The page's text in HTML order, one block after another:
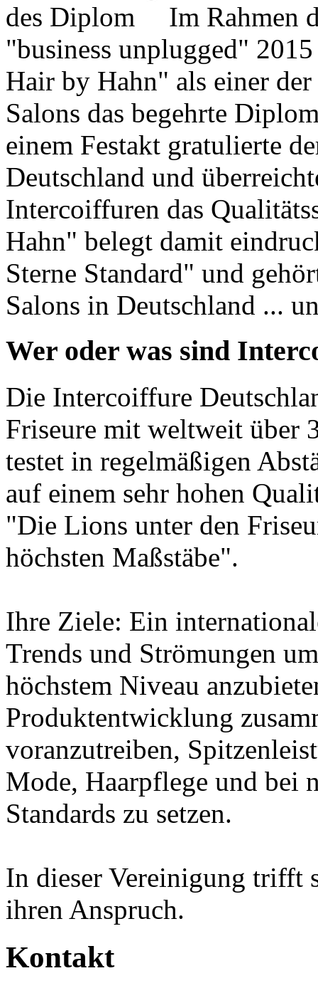
Im Rahmen
"business unplugged"
Hair by Hahn" als einer
Salons das begehrte
einem Festakt gratulierte
Deutschland und
Intercoiffuren das
Hahn" belegt damit
Sterne Standard" und
Salons in Deutschland ...
Wer oder was sind
Die Intercoiffure
Friseure mit weltweit über
testet in regelmäßigen
auf einem sehr hohen
"Die Lions unter den
höchsten Maßstäbe".
Ihre Ziele: Ein
Trends und Strömungen
höchstem Niveau
Produktentwicklung
voranzutreiben,
Mode, Haarpflege und bei
Standards zu setzen.
In dieser Vereinigung trifft
ihren Anspruch.
Kontakt